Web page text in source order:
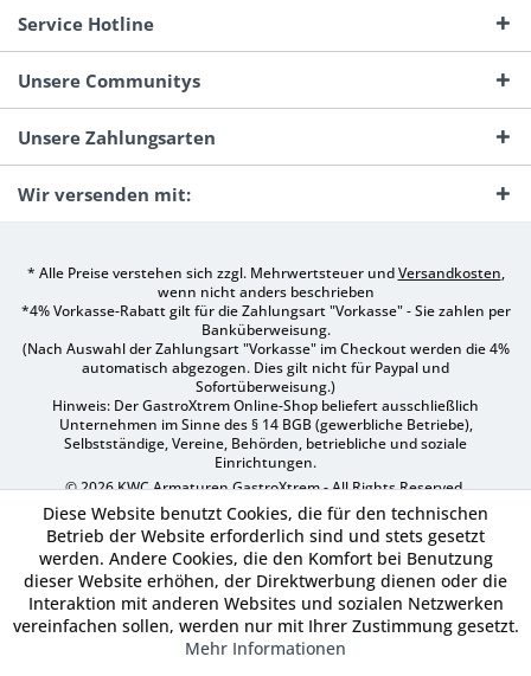
Service Hotline
Unsere Communitys
Unsere Zahlungsarten
Wir versenden mit:
* Alle Preise verstehen sich zzgl. Mehrwertsteuer undVersandkosten,
wenn nicht anders beschrieben
*4% Vorkasse-Rabatt gilt für die Zahlungsart "Vorkasse" - Sie zahlen per
Banküberweisung.
(Nach Auswahl der Zahlungsart "Vorkasse" im Checkout werden die 4%
automatisch abgezogen. Dies gilt nicht für Paypal und
Sofortüberweisung.)
Hinweis: Der GastroXtrem Online-Shop beliefert ausschließlich
Unternehmen im Sinne des § 14 BGB (gewerbliche Betriebe),
Selbstständige, Vereine, Behörden, betriebliche und soziale
Einrichtungen.
© 2026 KWC Armaturen GastroXtrem - All Rights Reserved.
Diese Website benutzt Cookies, die für den technischen
Betrieb der Website erforderlich sind und stets gesetzt
werden. Andere Cookies, die den Komfort bei Benutzung
dieser Website erhöhen, der Direktwerbung dienen oder die
Interaktion mit anderen Websites und sozialen Netzwerken
vereinfachen sollen, werden nur mit Ihrer Zustimmung gesetzt.
Mehr Informationen